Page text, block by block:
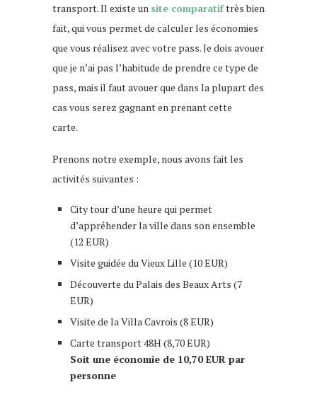
transport. Il existe un site comparatiftrès bien
fait, qui vous permet de calculer les économies
que vous réalisez avec votre pass. Je dois avouer
que je n’ai pas l’habitude de prendre ce type de
pass, mais il faut avouer que dans la plupart des
cas vous serez gagnant en prenant cette
carte.
Prenons notre exemple, nous avons fait les
activités suivantes :
City tour d’une heure qui permet
d’appréhender la ville dans son ensemble
(12 EUR)
Visite guidée du Vieux Lille (10 EUR)
Découverte du Palais des Beaux Arts (7
EUR)
Visite de la Villa Cavrois (8 EUR)
Carte transport 48H (8,70 EUR)
Soit une économie de 10,70 EUR par
personne